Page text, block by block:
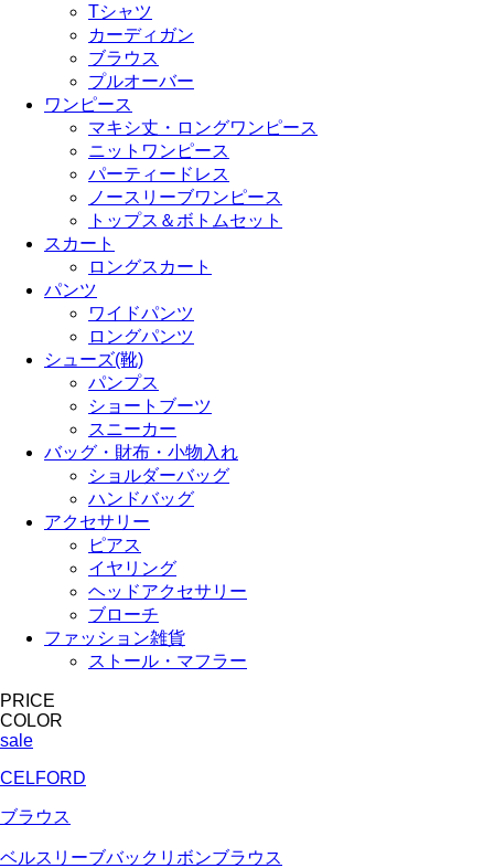
Tシャツ
カーディガン
ブラウス
プルオーバー
ワンピース
マキシ丈・ロングワンピース
ニットワンピース
パーティードレス
ノースリーブワンピース
トップス＆ボトムセット
スカート
ロングスカート
パンツ
ワイドパンツ
ロングパンツ
シューズ(靴)
パンプス
ショートブーツ
スニーカー
バッグ・財布・小物入れ
ショルダーバッグ
ハンドバッグ
アクセサリー
ピアス
イヤリング
ヘッドアクセサリー
ブローチ
ファッション雑貨
ストール・マフラー
PRICE
COLOR
sale
CELFORD
ブラウス
ベルスリーブバックリボンブラウス